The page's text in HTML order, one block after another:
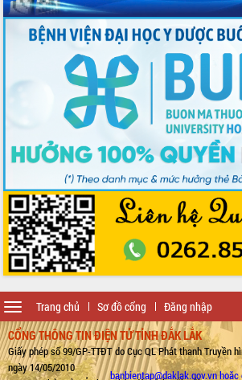
Trang chủ Sơ đồ cổng Đăng nhập
Toggle
navigation
CỔNG THÔNG TIN ĐIỆN TỬ TỈNH ĐẮK LẮK
Giấy phép số 99/GP-TTĐT do Cục QL Phát thanh Truyền
ngày 14/05/2010
banbientap@daklak.gov.vn